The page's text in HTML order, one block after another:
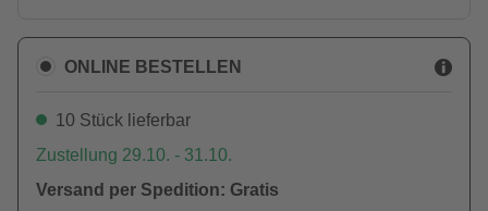
ONLINE BESTELLEN
10 Stück lieferbar
Zustellung 29.10. - 31.10.
Versand per Spedition: Gratis